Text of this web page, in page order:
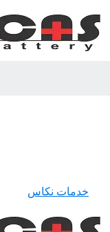
خدمات نکاس